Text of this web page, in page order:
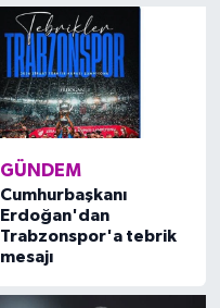
GÜNDEM
Cumhurbaşkanı
Erdoğan'dan
Trabzonspor'a tebrik
mesajı